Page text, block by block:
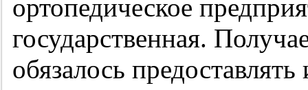
ортопедическое
государственная.
обязалось